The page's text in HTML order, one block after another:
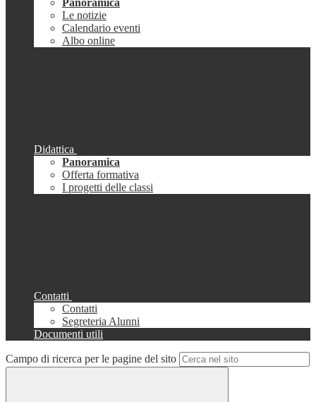
Panoramica
Le notizie
Calendario eventi
Albo online
Didattica
Panoramica
Offerta formativa
I progetti delle classi
Contatti
Contatti
Segreteria Alunni
Documenti utili
Campo di ricerca per le pagine del sito